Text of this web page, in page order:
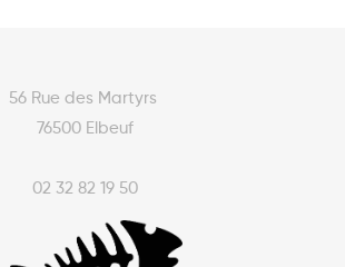
56 Rue des Martyrs
76500 Elbeuf
02 32 82 19 50